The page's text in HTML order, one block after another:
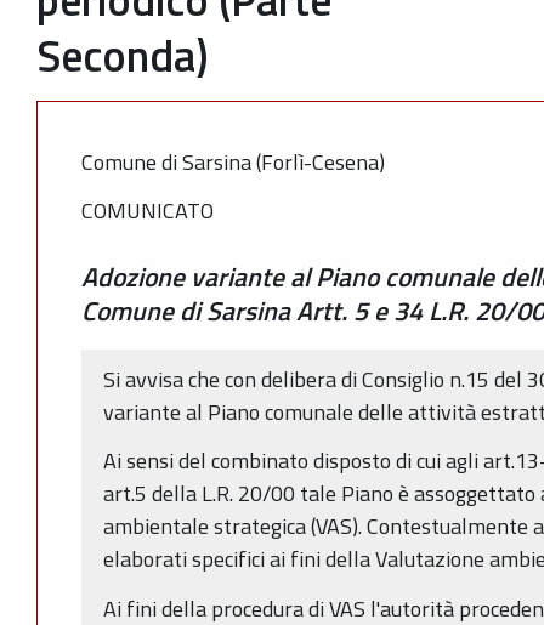
Seconda)
Comune di Sarsina (Forlì-Cesena)
COMUNICATO
Adozione variante al Piano comunale
Comune di Sarsina Artt. 5 e 34 L.R. 20/
Si avvisa che con delibera di Consiglio n.15
variante al Piano comunale delle attività
Ai sensi del combinato disposto di cui agli
art.5 della L.R. 20/00 tale Piano è
ambientale strategica (VAS).
elaborati specifici ai fini della Valutazione
Ai fini della procedura di VAS l'autorità